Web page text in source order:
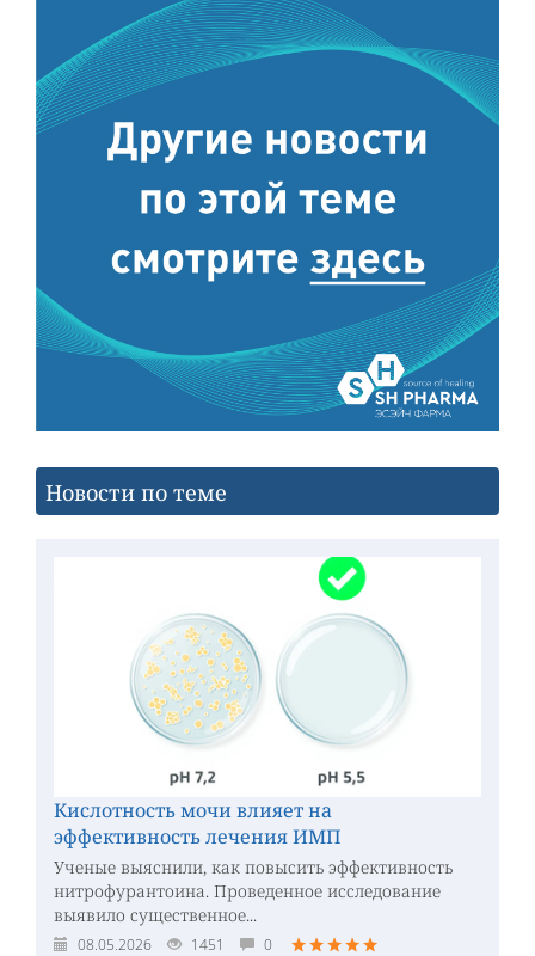
Новости по теме
Кислотность мочи влияет на
эффективность лечения ИМП
Ученые выяснили, как повысить эффективность
нитрофурантоина. Проведенное исследование
выявило существенное...
08.05.2026 1451 0